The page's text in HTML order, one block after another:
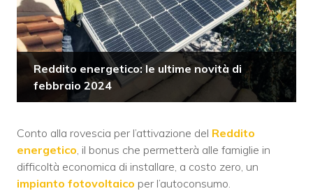
Reddito energetico: le ultime novità di
febbraio 2024
Conto alla rovescia per l’attivazione del Reddito
energetico, il bonus che permetterà alle famiglie in
difficoltà economica di installare, a costo zero, un
impianto fotovoltaico per l’autoconsumo.